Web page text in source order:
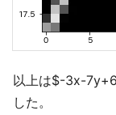
以上は$-3x-
した。